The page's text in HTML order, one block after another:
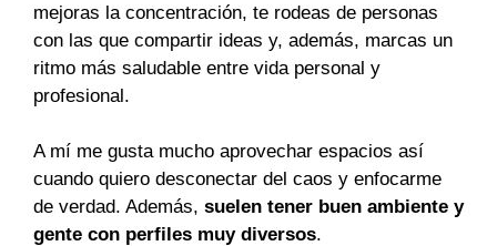
mejoras la concentración, te rodeas de personas
con las que compartir ideas y, además, marcas un
ritmo más saludable entre vida personal y
profesional.
A mí me gusta mucho aprovechar espacios así
cuando quiero desconectar del caos y enfocarme
de verdad. Además, suelen tener buen ambiente y
gente con perfiles muy diversos.